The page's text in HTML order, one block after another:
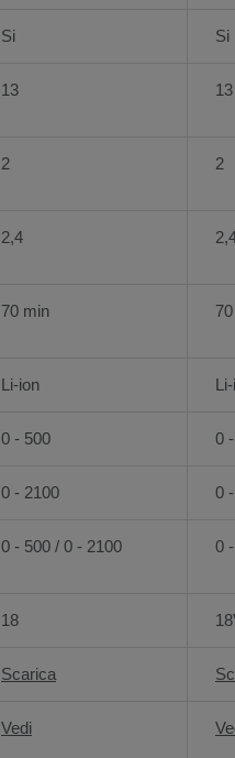
Si
13
2
2,4
70 min
Li-ion
0 - 500
0 - 2100
0 - 500 / 0 - 2100
18
Scarica
Vedi
Si
13
2
0
0
0